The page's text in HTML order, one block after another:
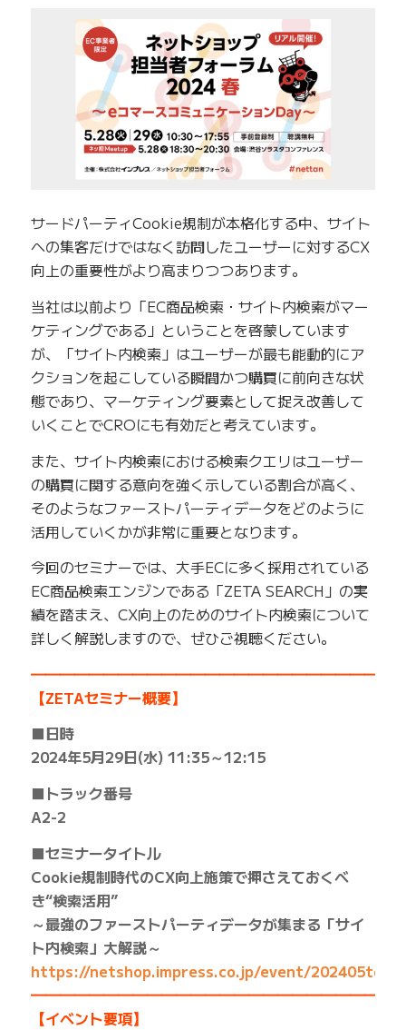
サードパーティCookie規制が本格化する中、サイト
への集客だけではなく訪問したユーザーに対するCX
向上の重要性がより高まりつつあります。
当社は以前より「EC商品検索・サイト内検索がマー
ケティングである」ということを啓蒙しています
が、「サイト内検索」はユーザーが最も能動的にア
クションを起こしている瞬間かつ購買に前向きな状
態であり、マーケティング要素として捉え改善して
いくことでCROにも有効だと考えています。
また、サイト内検索における検索クエリはユーザー
の購買に関する意向を強く示している割合が高く、
そのようなファーストパーティデータをどのように
活用していくかが非常に重要となります。
今回のセミナーでは、大手ECに多く採用されている
EC商品検索エンジンである「ZETA SEARCH」の実
績を踏まえ、CX向上のためのサイト内検索について
詳しく解説しますので、ぜひご視聴ください。
【ZETAセミナー概要】
■日時
2024年5月29日(水) 11:35～12:15
■トラック番号
A2-2
■セミナータイトル
Cookie規制時代のCX向上施策で押さえておくべ
き“検索活用”
～最強のファーストパーティデータが集まる「サイ
ト内検索」大解説～
https://netshop.impress.co.jp/event/
【イベント要項】